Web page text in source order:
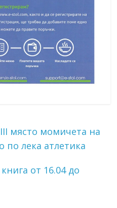
място момичета на
по лека атлетика
от 16.04 до